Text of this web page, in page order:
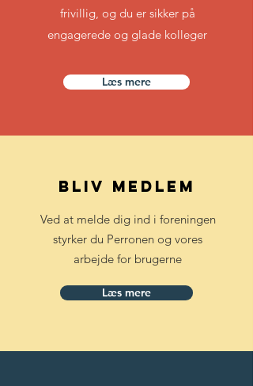
frivillig, og du er sikker på
engagerede og glade kolleger
Læs mere
Bliv medlem
Ved at melde dig ind i foreningen
styrker du Perronen og vores
arbejde for brugerne
Læs mere